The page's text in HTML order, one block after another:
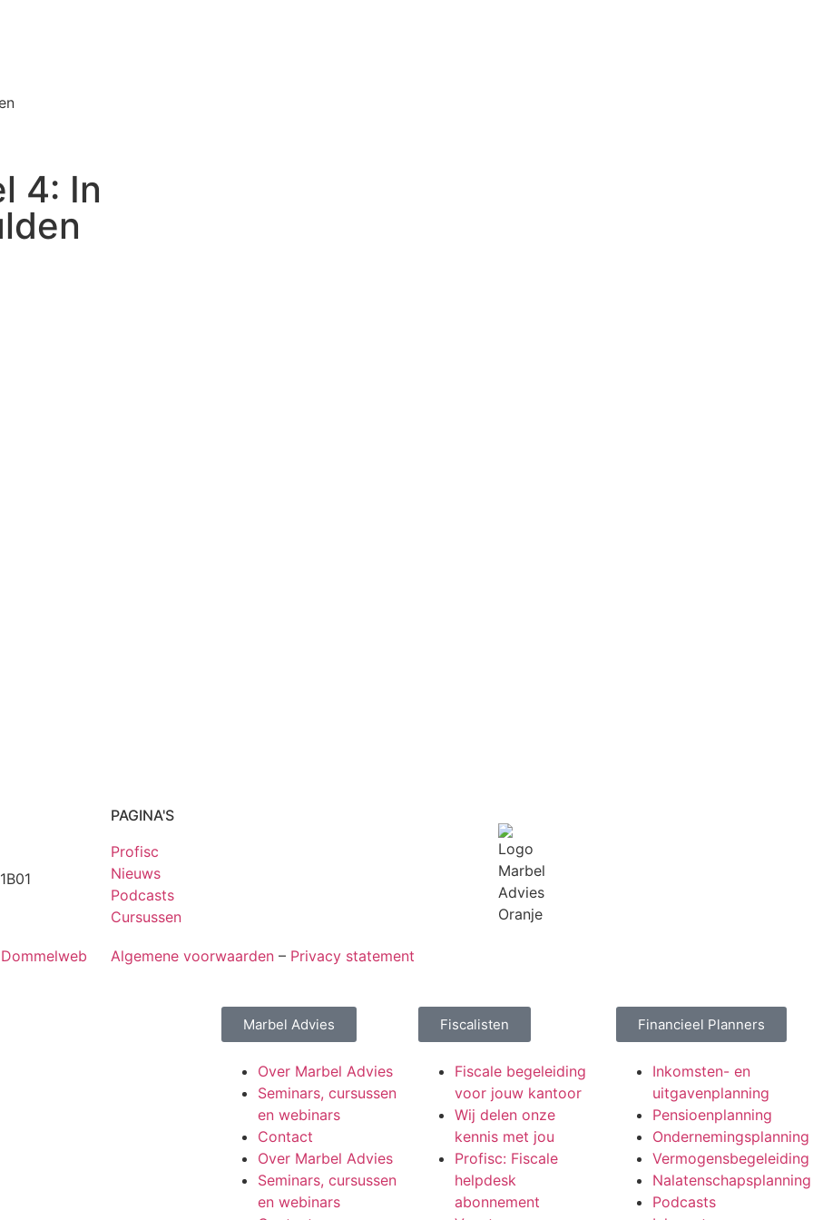
4: In
PAGINA'S
Profisc
Nieuws
Podcasts
Cursussen
Algemene voorwaarden – Privacy statement
Marbel Advies
Over Marbel Advies
Seminars, cursussen
en webinars
Contact
Over Marbel Advies
Seminars, cursussen
en webinars
Fiscalisten
Fiscale begeleiding
voor jouw kantoor
Wij delen onze
kennis met jou
Profisc: Fiscale
helpdesk
abonnement
Financieel Planners
Inkomsten- en
uitgavenplanning
Pensioenplanning
Ondernemingsplanning
Vermogensbegeleiding
Nalatenschapsplanning
Podcasts